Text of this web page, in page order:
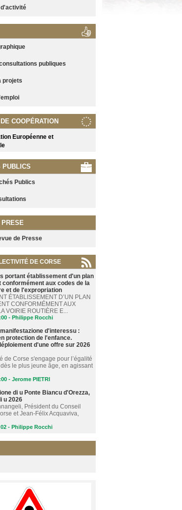
d'activité
publiques
projets
COOPÉRATION
Européenne et
PUBLICS
Publics
PRESE
de Presse
DE CORSE
portant établissement d'un plan
conformément aux codes de la
et de l'expropriation
ÉTABLISSEMENT D’UN PLAN
CONFORMÉMENT AUX
VOIRIE ROUTIÈRE E...
- Philippe Rocchi
d'interessu :
protection de l'enfance.
d'une offre sur 2026
de Corse s'engage pour l’égalité
le plus jeune âge, en agissant
- Jerome PIETRI
di u Ponte Biancu d'Orezza,
u 2026
Président du Conseil
et Jean-Félix Acquaviva,
- Philippe Rocchi